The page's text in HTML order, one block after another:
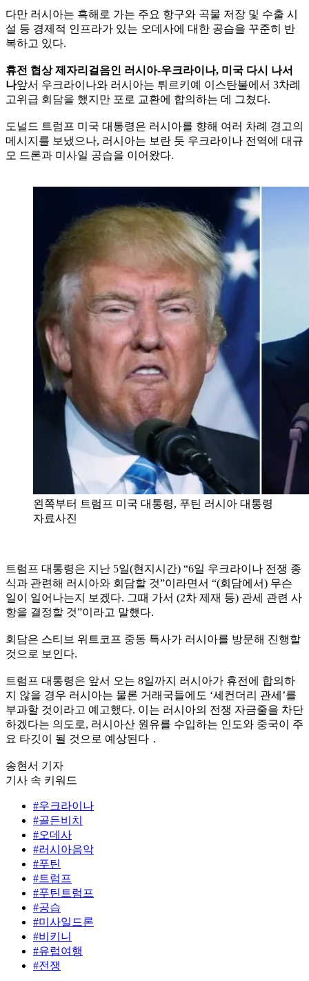
다만 러시아는 흑해로 가는 주요 항구와 곡물 저장 및 수출 시
설 등 경제적 인프라가 있는 오데사에 대한 공습을 꾸준히 반
복하고 있다.
휴전 협상 제자리걸음인 러시아-우크라이나, 미국 다시 나서
나앞서 우크라이나와 러시아는 튀르키예 이스탄불에서 3차례
고위급 회담을 했지만 포로 교환에 합의하는 데 그쳤다.
도널드 트럼프 미국 대통령은 러시아를 향해 여러 차례 경고의
메시지를 보냈으나, 러시아는 보란 듯 우크라이나 전역에 대규
모 드론과 미사일 공습을 이어왔다.
왼쪽부터 트럼프 미국 대통령, 푸틴 러시아 대통령
자료사진
트럼프 대통령은 지난 5일(현지시간) “6일 우크라이나 전쟁 종
식과 관련해 러시아와 회담할 것”이라면서 “(회담에서) 무슨
일이 일어나는지 보겠다. 그때 가서 (2차 제재 등) 관세 관련 사
항을 결정할 것”이라고 말했다.
회담은 스티브 위트코프 중동 특사가 러시아를 방문해 진행할
것으로 보인다.
트럼프 대통령은 앞서 오는 8일까지 러시아가 휴전에 합의하
지 않을 경우 러시아는 물론 거래국들에도 ‘세컨더리 관세’를
부과할 것이라고 예고했다. 이는 러시아의 전쟁 자금줄을 차단
하겠다는 의도로, 러시아산 원유를 수입하는 인도와 중국이 주
요 타깃이 될 것으로 예상된다．
송현서 기자
기사 속 키워드
#우크라이나
#골든비치
#오데사
#러시아음악
#푸틴
#트럼프
#푸틴트럼프
#공습
#미사일드론
#비키니
#유럽여행
#전쟁